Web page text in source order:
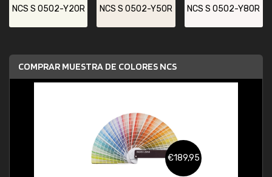
NCS S 0502-Y20R NCS S 0502-Y50R NCS S 0502-Y80R
COMPRAR MUESTRA DE COLORES NCS
€189,95